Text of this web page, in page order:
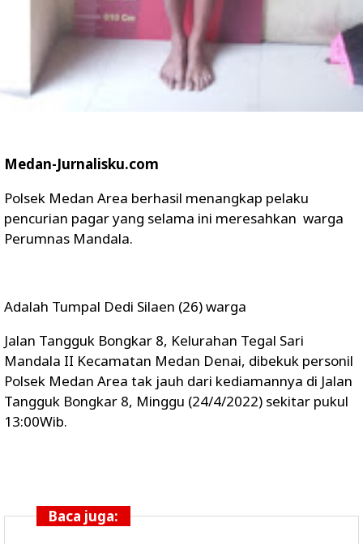
Medan-Jurnalisku.com
Polsek Medan Area berhasil menangkap pelaku
pencurian pagar yang selama ini meresahkan warga
Perumnas Mandala.
Adalah Tumpal Dedi Silaen (26) warga
Jalan Tangguk Bongkar 8, Kelurahan Tegal Sari
Mandala II Kecamatan Medan Denai, dibekuk personil
Polsek Medan Area tak jauh dari kediamannya di Jalan
Tangguk Bongkar 8, Minggu (24/4/2022) sekitar pukul
13:00Wib.
Baca juga: